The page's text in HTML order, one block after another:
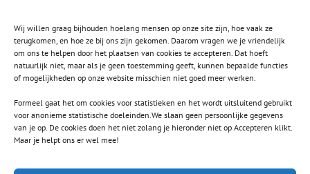
Wij willen graag bijhouden hoelang mensen op onze site zijn, hoe vaak ze
terugkomen, en hoe ze bij ons zijn gekomen. Daarom vragen we je vriendelijk
om ons te helpen door het plaatsen van cookies te accepteren. Dat hoeft
natuurlijk niet, maar als je geen toestemming geeft, kunnen bepaalde functies
of mogelijkheden op onze website misschien niet goed meer werken.
Formeel gaat het om cookies voor statistieken en het wordt uitsluitend gebruikt
voor anonieme statistische doeleinden.We slaan geen persoonlijke gegevens
van je op. De cookies doen het niet zolang je hieronder niet op Accepteren klikt.
Maar je helpt ons er wel mee!
CONTACT